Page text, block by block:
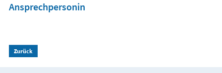
Ansprechpersonin
Zurück